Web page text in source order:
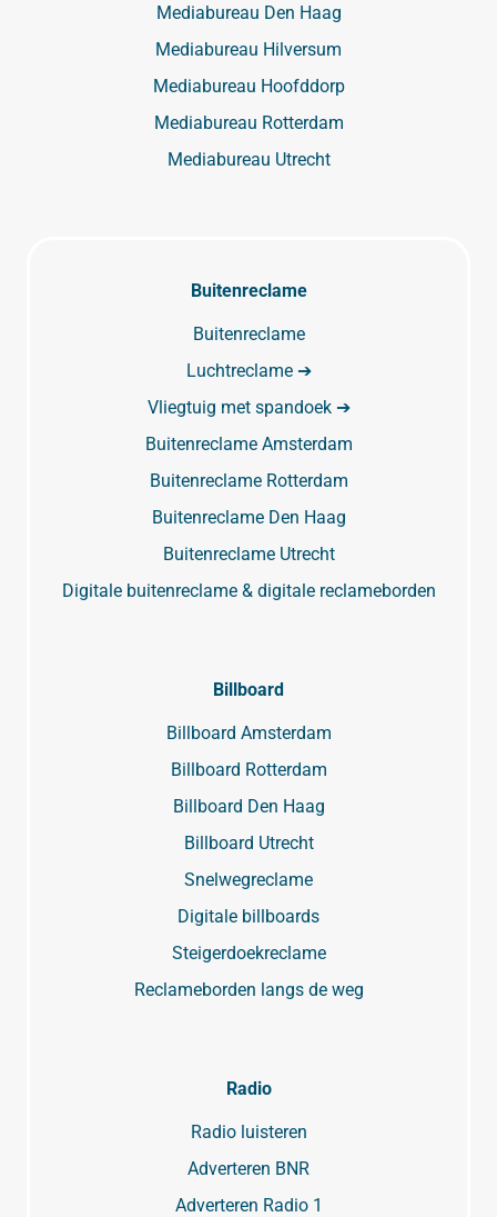
Mediabureau Den Haag
Mediabureau Hilversum
Mediabureau Hoofddorp
Mediabureau Rotterdam
Mediabureau Utrecht
Buitenreclame
Buitenreclame
Luchtreclame ➔
Vliegtuig met spandoek ➔
Buitenreclame Amsterdam
Buitenreclame Rotterdam
Buitenreclame Den Haag
Buitenreclame Utrecht
Digitale buitenreclame & digitale reclameborden
Billboard
Billboard Amsterdam
Billboard Rotterdam
Billboard Den Haag
Billboard Utrecht
Snelwegreclame
Digitale billboards
Steigerdoekreclame
Reclameborden langs de weg
Radio
Radio luisteren
Adverteren BNR
Adverteren Radio 1